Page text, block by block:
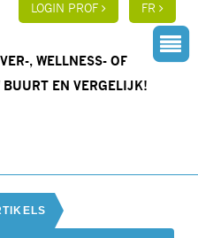
LOGIN PROF FR
, WELLNESS- OF
BUURT EN VERGELIJK!